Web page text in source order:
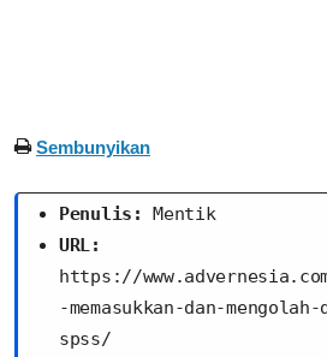
Sembunyikan
Penulis:
Mentik
URL:
https://
-memasukkan-dan-
spss/